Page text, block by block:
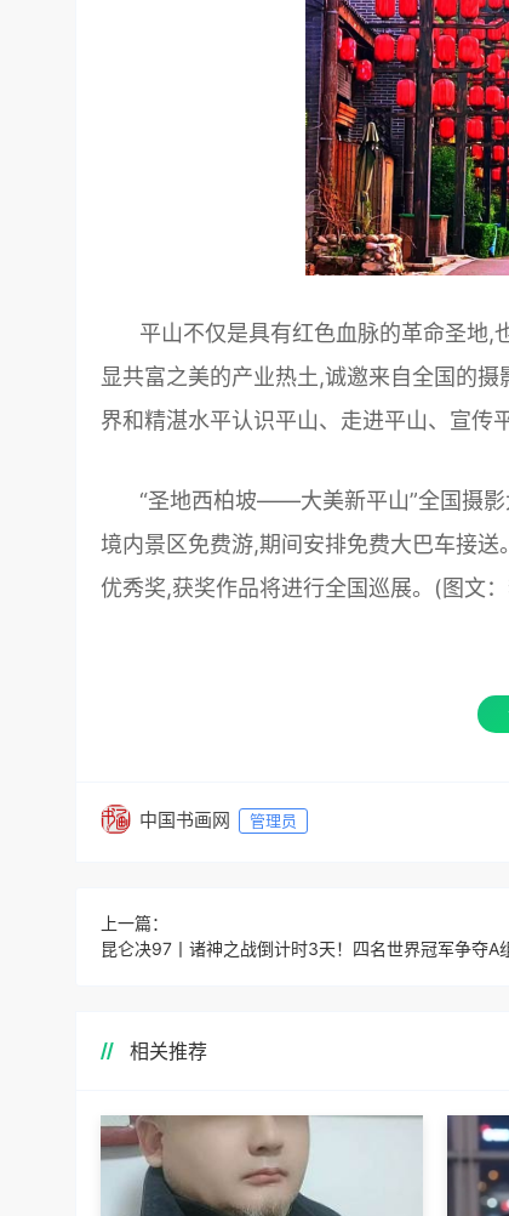
平山不仅是具有红色血脉的革命圣地,
显共富之美的产业热土,诚邀来自全国的
界和精湛水平认识平山、走进平山、宣传平
“圣地西柏坡——大美新平山”全国摄
境内景区免费游,期间安排免费大巴车接
优秀奖,获奖作品将进行全国巡展。(图文
中国书画网 管理员
上一篇：
昆仑决97丨诸神之战倒计时3天！四名世界冠军争夺A
相关推荐